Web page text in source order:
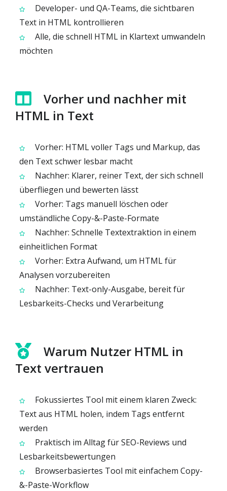
Developer- und QA-Teams, die sichtbaren
Text in HTML kontrollieren
Alle, die schnell HTML in Klartext umwandeln
möchten
Vorher und nachher mit
HTML in Text
Vorher: HTML voller Tags und Markup, das
den Text schwer lesbar macht
Nachher: Klarer, reiner Text, der sich schnell
überfliegen und bewerten lässt
Vorher: Tags manuell löschen oder
umständliche Copy-&-Paste-Formate
Nachher: Schnelle Textextraktion in einem
einheitlichen Format
Vorher: Extra Aufwand, um HTML für
Analysen vorzubereiten
Nachher: Text-only-Ausgabe, bereit für
Lesbarkeits-Checks und Verarbeitung
Warum Nutzer HTML in
Text vertrauen
Fokussiertes Tool mit einem klaren Zweck:
Text aus HTML holen, indem Tags entfernt
werden
Praktisch im Alltag für SEO-Reviews und
Lesbarkeitsbewertungen
Browserbasiertes Tool mit einfachem Copy-
&-Paste-Workflow